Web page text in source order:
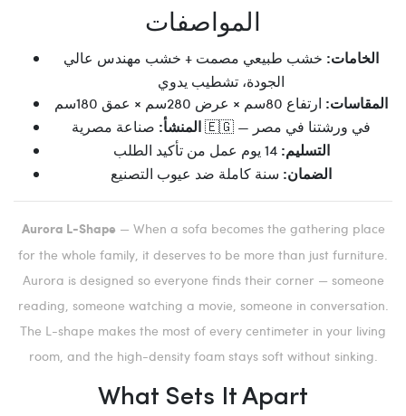
المواصفات
الخامات: خشب طبيعي مصمت + خشب مهندس عالي
الجودة، تشطيب يدوي
المقاسات: ارتفاع 80سم × عرض 280سم × عمق 180سم
المنشأ: صناعة مصرية 🇪🇬 — في ورشتنا في مصر
التسليم: 14 يوم عمل من تأكيد الطلب
الضمان: سنة كاملة ضد عيوب التصنيع
Aurora L-Shape — When a sofa becomes the gathering place
for the whole family, it deserves to be more than just furniture.
Aurora is designed so everyone finds their corner — someone
reading, someone watching a movie, someone in conversation.
The L-shape makes the most of every centimeter in your living
room, and the high-density foam stays soft without sinking.
What Sets It Apart